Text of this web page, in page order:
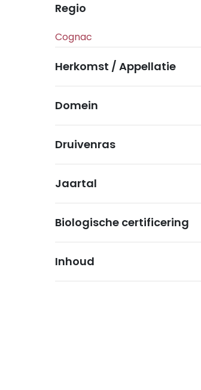
Regio
Herkomst / Appellatie
Domein
Druivenras
Jaartal
Biologische certificering
Inhoud